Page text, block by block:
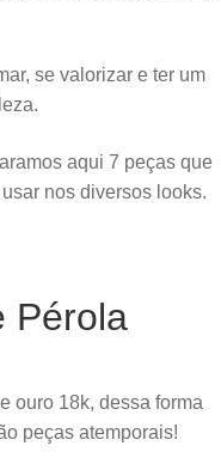
se valorizar e ter um
aqui 7 peças que
nos diversos looks.
Pérola
ouro 18k, dessa forma
peças atemporais!